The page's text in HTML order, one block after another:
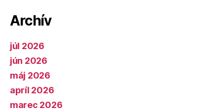
Archív
júl 2026
jún 2026
máj 2026
apríl 2026
marec 2026